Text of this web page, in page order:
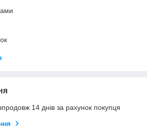
14 днів за рахунок покупця